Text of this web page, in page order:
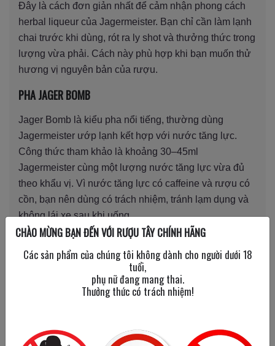
Đây là cách đơn giản nhất để cảm nhận phong cách
herbal liqueur của Jagermeister. Bạn chỉ cần làm lạnh
chai trước khi dùng, rót ra ly shot và thưởng thức trong
lượng vừa phải. Cách này phù hợp khi bạn muốn thử
hương vị nguyên bản của rượu.
PHA JAGER BOMB
Jager Bomb là kiểu pha nổi tiếng, thường dùng
Jagermeister ướp lạnh kết hợp với nước tăng lực.
Công thức tham khảo là khoảng 30–45ml
Jagermeister cùng một lượng nước tăng lực vừa đủ
theo khẩu vị. Vì nước tăng lực có caffeine và rượu có
cồn, bạn nên dùng có trách nhiệm, tránh lạm dụng và
không lái xe sau khi uống.
CHÀO MỪNG BẠN ĐẾN VỚI RƯỢU TÂY CHÍNH HÃNG
Các sản phẩm của chúng tôi không dành cho người dưới 18
tuổi,
phụ nữ đang mang thai.
Thưởng thức có trách nhiệm!